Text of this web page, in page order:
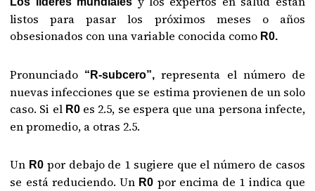
listos para pasar los próximos meses o años
obsesionados con una variable conocida como R0.
Pronunciado “R-subcero”, representa el número de
nuevas infecciones que se estima provienen de un solo
caso. Si el R0 es 2.5, se espera que una persona infecte,
en promedio, a otras 2.5.
Un R0 por debajo de 1 sugiere que el número de casos
se está reduciendo. Un R0 por encima de 1 indica que